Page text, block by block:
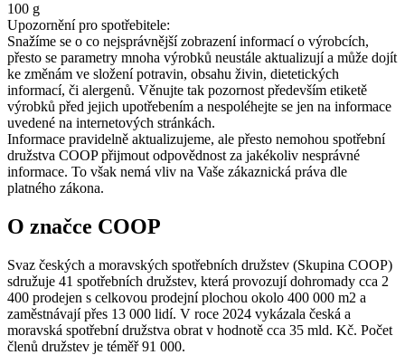
100 g
Upozornění pro spotřebitele:
Snažíme se o co nejsprávnější zobrazení informací o výrobcích,
přesto se parametry mnoha výrobků neustále aktualizují a může dojít
ke změnám ve složení potravin, obsahu živin, dietetických
informací, či alergenů. Věnujte tak pozornost především etiketě
výrobků před jejich upotřebením a nespoléhejte se jen na informace
uvedené na internetových stránkách.
Informace pravidelně aktualizujeme, ale přesto nemohou spotřební
družstva COOP přijmout odpovědnost za jakékoliv nesprávné
informace. To však nemá vliv na Vaše zákaznická práva dle
platného zákona.
O značce COOP
Svaz českých a moravských spotřebních družstev (Skupina COOP)
sdružuje 41 spotřebních družstev, která provozují dohromady cca 2
400 prodejen s celkovou prodejní plochou okolo 400 000 m2 a
zaměstnávají přes 13 000 lidí. V roce 2024 vykázala česká a
moravská spotřební družstva obrat v hodnotě cca 35 mld. Kč. Počet
členů družstev je téměř 91 000.